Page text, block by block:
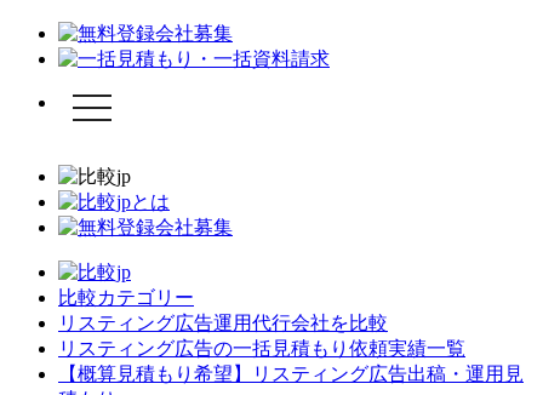
toggle
navigation
比較カテゴリー
リスティング広告運用代行会社を比較
リスティング広告の一括見積もり依頼実績一覧
【概算見積もり希望】リスティング広告出稿・運用見